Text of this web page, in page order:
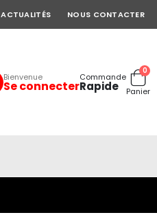
ACTUALITÉS NOUS CONTACTER
Bienvenue
Se connecter
Commande
Rapide Cart
0
Panier